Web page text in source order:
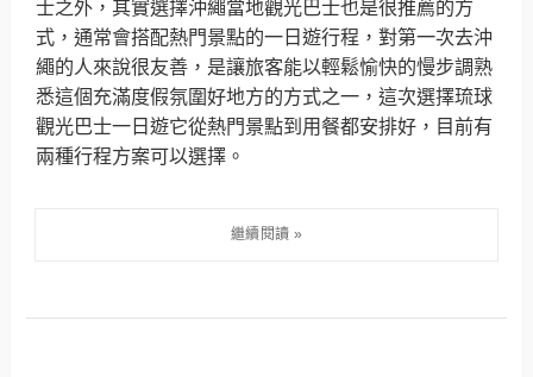
士之外，其實選擇沖繩當地觀光巴士也是很推薦的方
式，通常會搭配熱門景點的一日遊行程，對第一次去沖
繩的人來說很友善，是讓旅客能以輕鬆愉快的慢步調熟
悉這個充滿度假氛圍好地方的方式之一，這次選擇琉球
觀光巴士一日遊它從熱門景點到用餐都安排好，目前有
兩種行程方案可以選擇。